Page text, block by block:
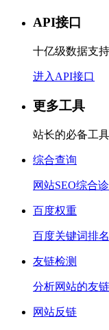
API接口
十亿级数据支
进入API接口
更多工具
站长的必备工
综合查询
网站SEO综合
百度权重
百度关键词排
友链检测
分析网站的友
网站反链